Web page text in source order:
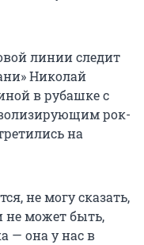
линии следит
Николай
в рубашке с
рок-
на
не могу сказать,
не может быть,
— она у нас в